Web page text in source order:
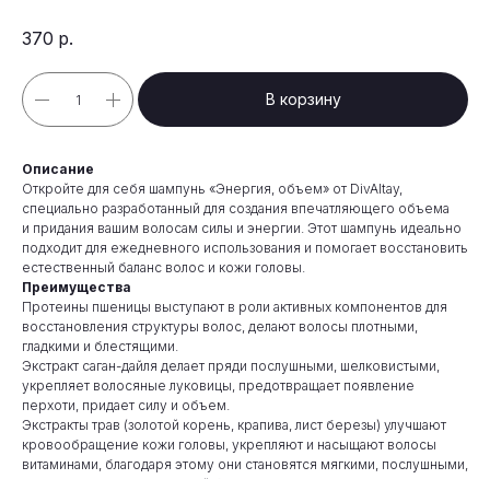
370 р.
В корзину
Описание
Откройте для себя шампунь «Энергия, объем» от DivAltay,
специально разработанный для создания впечатляющего объема
и придания вашим волосам силы и энергии. Этот шампунь идеально
подходит для ежедневного использования и помогает восстановить
естественный баланс волос и кожи головы.
Преимущества
Протеины пшеницы выступают в роли активных компонентов для
восстановления структуры волос, делают волосы плотными,
гладкими и блестящими.
Экстракт саган-дайля делает пряди послушными, шелковистыми,
укрепляет волосяные луковицы, предотвращает появление
перхоти, придает силу и объем.
Экстракты трав (золотой корень, крапива, лист березы) улучшают
кровообращение кожи головы, укрепляют и насыщают волосы
витаминами, благодаря этому они становятся мягкими, послушными,